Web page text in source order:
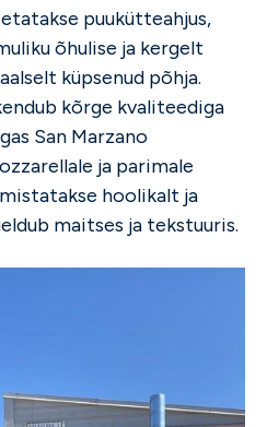
puukütteahjus,
õhulise ja kergelt
küpsenud põhja.
kõrge kvaliteediga
San Marzano
ja parimale
hoolikalt ja
maitses ja tekstuuris.